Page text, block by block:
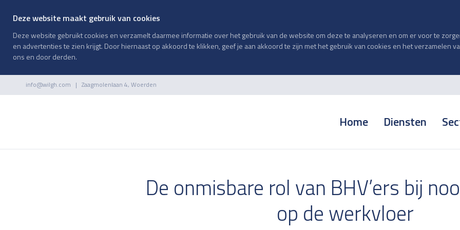
Deze website maakt gebruik van cookies
Deze website gebruikt cookies en verzamelt daarmee informatie over het gebruik van de website om deze te analyseren en om er voor te
en advertenties te zien krijgt. Door hiernaast op akkoord te klikken, geef je aan akkoord te zijn met het gebruik van cookies en het verzamelen
ons en door derden.
info@wilgh.com | Zaagmolenlaan 4, Woerden
Home Diensten
De onmisbare rol van BHV’ers bij
op de werkvloer